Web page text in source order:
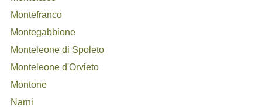
Montefranco
Montegabbione
Monteleone di Spoleto
Monteleone d'Orvieto
Montone
Narni